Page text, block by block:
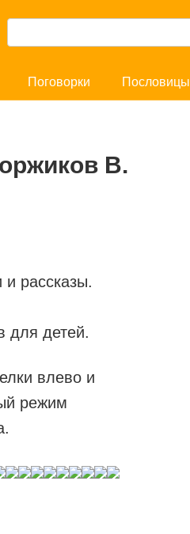
:
Поговорки Пословицы
В.
рассказы.
для детей.
влево и
режим